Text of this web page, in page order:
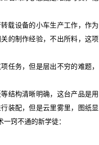
载设备的小车生产工作，作为
的制作经验，不出所料，这项
任务，但是层出不穷的难题，
结构清晰明确，这台产品是用
装配，但是云里雾里，图纸显
窍不通的新学徒：